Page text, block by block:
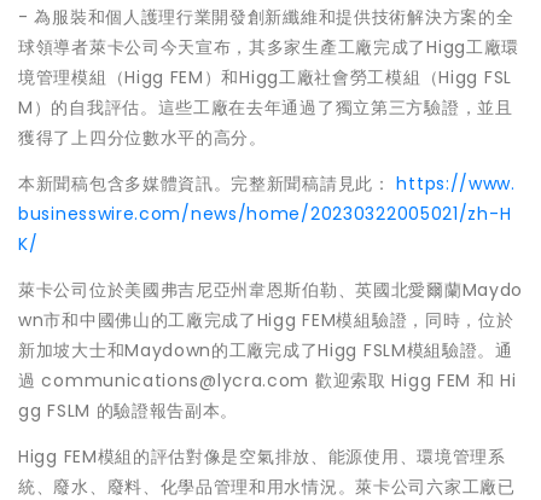
- 為服裝和個人護理行業開發創新纖維和提供技術解決方案的全
球領導者萊卡公司今天宣布，其多家生產工廠完成了Higg工廠環
境管理模組（Higg FEM）和Higg工廠社會勞工模組（Higg FSL
M）的自我評估。這些工廠在去年通過了獨立第三方驗證，並且
獲得了上四分位數水平的高分。
本新聞稿包含多媒體資訊。完整新聞稿請見此：https://www.
businesswire.com/news/home/20230322005021/zh-H
K/
萊卡公司位於美國弗吉尼亞州韋恩斯伯勒、英國北愛爾蘭Maydo
wn市和中國佛山的工廠完成了Higg FEM模組驗證，同時，位於
新加坡大士和Maydown的工廠完成了Higg FSLM模組驗證。通
過 communications@lycra.com 歡迎索取 Higg FEM 和 Hi
gg FSLM 的驗證報告副本。
Higg FEM模組的評估對像是空氣排放、能源使用、環境管理系
統、廢水、廢料、化學品管理和用水情況。萊卡公司六家工廠已